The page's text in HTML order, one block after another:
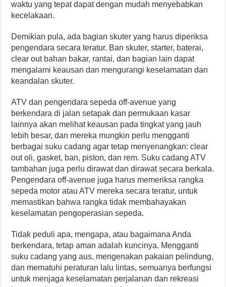
waktu yang tepat dapat dengan mudah menyebabkan
kecelakaan.
Demikian pula, ada bagian skuter yang harus diperiksa
pengendara secara teratur. Ban skuter, starter, baterai,
clear out bahan bakar, rantai, dan bagian lain dapat
mengalami keausan dan mengurangi keselamatan dan
keandalan skuter.
ATV dan pengendara sepeda off-avenue yang
berkendara di jalan setapak dan permukaan kasar
lainnya akan melihat keausan pada tingkat yang jauh
lebih besar, dan mereka mungkin perlu mengganti
berbagai suku cadang agar tetap menyenangkan: clear
out oli, gasket, ban, piston, dan rem. Suku cadang ATV
tambahan juga perlu dirawat dan dirawat secara berkala.
Pengendara off-avenue juga harus memeriksa rangka
sepeda motor atau ATV mereka secara teratur, untuk
memastikan bahwa rangka tidak membahayakan
keselamatan pengoperasian sepeda.
Tidak peduli apa, mengapa, atau bagaimana Anda
berkendara, tetap aman adalah kuncinya. Mengganti
suku cadang yang aus, mengenakan pakaian pelindung,
dan mematuhi peraturan lalu lintas, semuanya berfungsi
untuk menjaga keselamatan perjalanan dan rekreasi